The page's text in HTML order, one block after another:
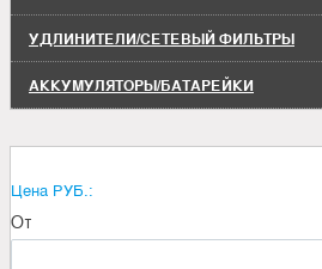
УДЛИНИТЕЛИ/СЕТЕВЫЙ ФИЛЬТРЫ
АККУМУЛЯТОРЫ/БАТАРЕЙКИ
Цена РУБ.:
От